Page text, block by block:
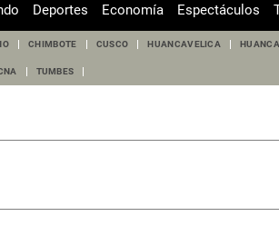
Deportes Economía Espectáculos
CHIMBOTE CUSCO HUANCAVELICA
TUMBES